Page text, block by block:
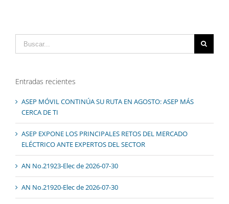
Entradas recientes
ASEP MÓVIL CONTINÚA SU RUTA EN AGOSTO: ASEP MÁS
CERCA DE TI
ASEP EXPONE LOS PRINCIPALES RETOS DEL MERCADO
ELÉCTRICO ANTE EXPERTOS DEL SECTOR
AN No.21923-Elec de 2026-07-30
AN No.21920-Elec de 2026-07-30